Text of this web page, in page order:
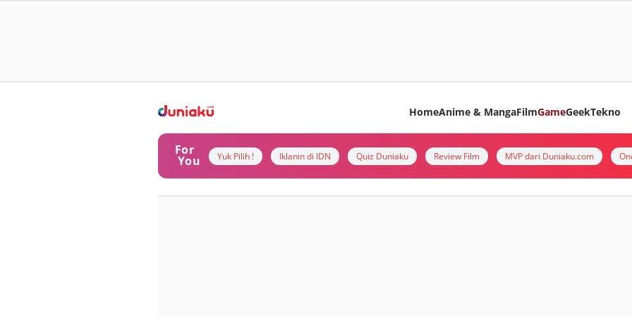
HomeAnime & MangaFilmGameGeekTekno
For
You Yuk Pilih ! Iklanin di IDN Quiz Duniaku Review Film MVP dari Duniaku.com